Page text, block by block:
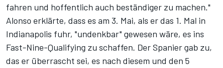
fahren und hoffentlich auch beständiger zu machen."
Alonso erklärte, dass es am 3. Mai, als er das 1. Mal in
Indianapolis fuhr, "undenkbar" gewesen wäre, es ins
Fast-Nine-Qualifying zu schaffen. Der Spanier gab zu,
das er überrascht sei, es nach diesem und den 5